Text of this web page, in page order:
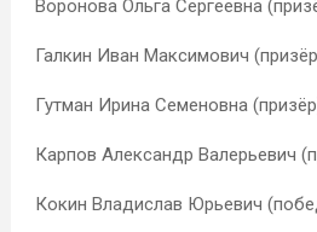
Воронова Ольга Сергеевна
Галкин Иван Максимович
Гутман Ирина Семеновна
Карпов Александр Валерьевич
Кокин Владислав Юрьевич